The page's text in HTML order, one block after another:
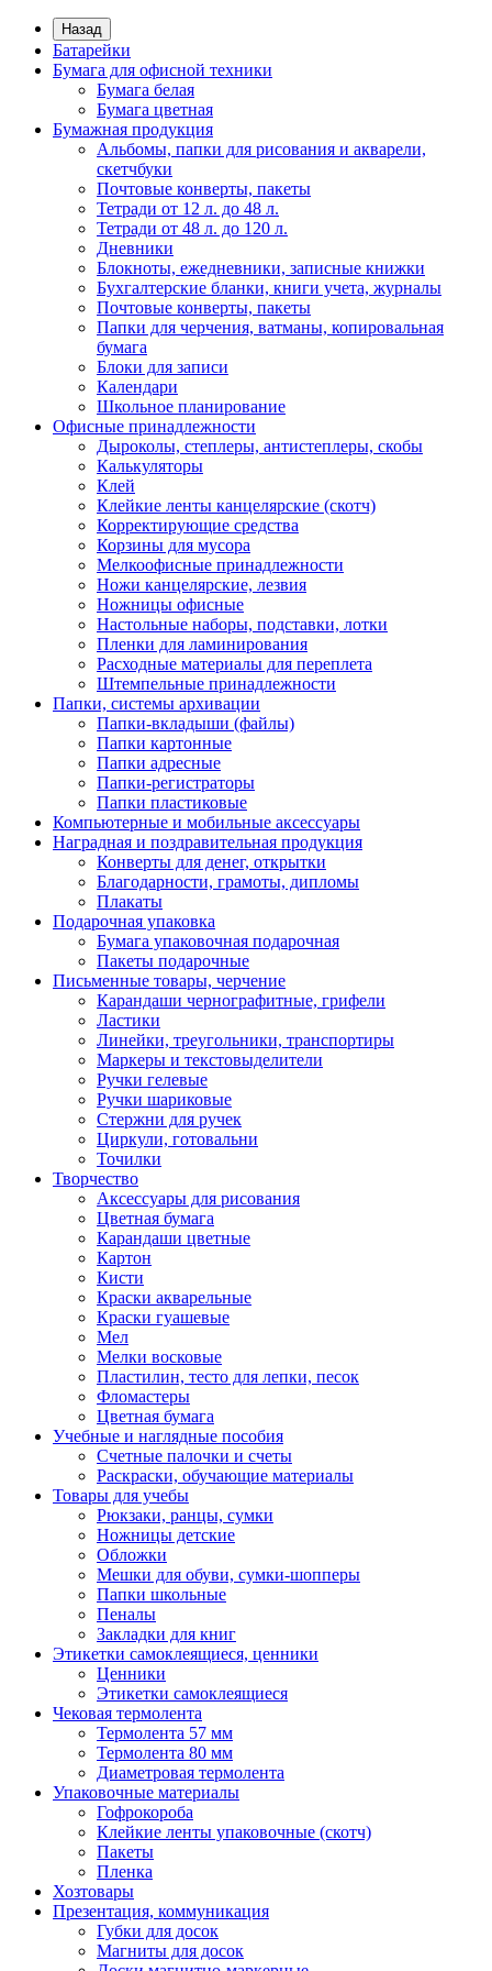
Назад
Батарейки
Бумага для офисной техники
Бумага белая
Бумага цветная
Бумажная продукция
Альбомы, папки для рисования и акварели,
скетчбуки
Почтовые конверты, пакеты
Тетради от 12 л. до 48 л.
Тетради от 48 л. до 120 л.
Дневники
Блокноты, ежедневники, записные книжки
Бухгалтерские бланки, книги учета, журналы
Почтовые конверты, пакеты
Папки для черчения, ватманы, копировальная
бумага
Блоки для записи
Календари
Школьное планирование
Офисные принадлежности
Дыроколы, степлеры, антистеплеры, скобы
Калькуляторы
Клей
Клейкие ленты канцелярские (скотч)
Корректирующие средства
Корзины для мусора
Мелкоофисные принадлежности
Ножи канцелярские, лезвия
Ножницы офисные
Настольные наборы, подставки, лотки
Пленки для ламинирования
Расходные материалы для переплета
Штемпельные принадлежности
Папки, системы архивации
Папки-вкладыши (файлы)
Папки картонные
Папки адресные
Папки-регистраторы
Папки пластиковые
Компьютерные и мобильные аксессуары
Наградная и поздравительная продукция
Конверты для денег, открытки
Благодарности, грамоты, дипломы
Плакаты
Подарочная упаковка
Бумага упаковочная подарочная
Пакеты подарочные
Письменные товары, черчение
Карандаши чернографитные, грифели
Ластики
Линейки, треугольники, транспортиры
Маркеры и текстовыделители
Ручки гелевые
Ручки шариковые
Стержни для ручек
Циркули, готовальни
Точилки
Творчество
Аксессуары для рисования
Цветная бумага
Карандаши цветные
Картон
Кисти
Краски акварельные
Краски гуашевые
Мел
Мелки восковые
Пластилин, тесто для лепки, песок
Фломастеры
Цветная бумага
Учебные и наглядные пособия
Счетные палочки и счеты
Раскраски, обучающие материалы
Товары для учебы
Рюкзаки, ранцы, сумки
Ножницы детские
Обложки
Мешки для обуви, сумки-шопперы
Папки школьные
Пеналы
Закладки для книг
Этикетки самоклеящиеся, ценники
Ценники
Этикетки самоклеящиеся
Чековая термолента
Термолента 57 мм
Термолента 80 мм
Диаметровая термолента
Упаковочные материалы
Гофрокороба
Клейкие ленты упаковочные (скотч)
Пакеты
Пленка
Хозтовары
Презентация, коммуникация
Губки для досок
Магниты для досок